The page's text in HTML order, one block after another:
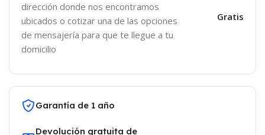
dirección donde nos encontramos
ubicados o cotizar una de las opciones
de mensajería para que te llegue a tu
domicilio
Gratis
Garantía de 1 año
Devolución gratuita de